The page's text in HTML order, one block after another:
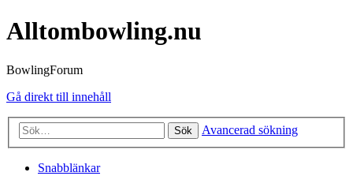
Alltombowling.nu
BowlingForum
Gå direkt till innehåll
Sök Avancerad sökning
Snabblänkar